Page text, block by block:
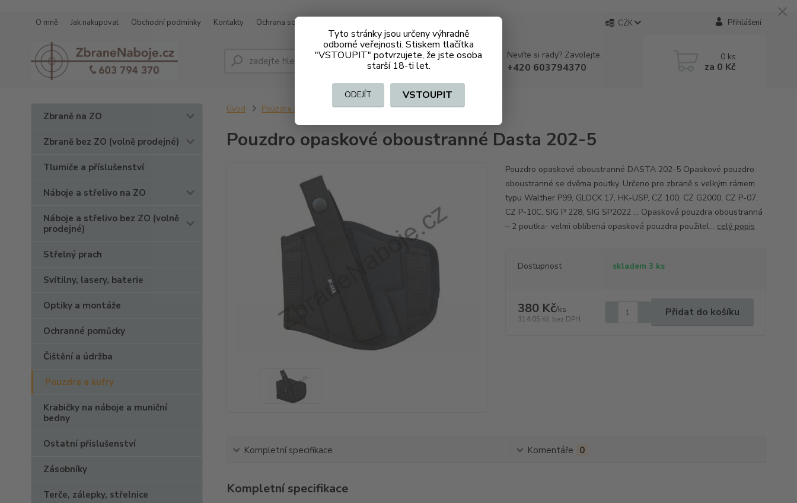
Tyto stránky jsou určeny výhradně
odborné veřejnosti. Stiskem tlačítka
"VSTOUPIT" potvrzujete, že jste osoba
starší 18-ti let.
ODEJÍT VSTOUPIT
O mně Jak nakupovat Obchodní podmínky Kontakty Ochrana soukromí CZK Přihlášení
Hledat Nevíte si rady? Zavolejte.
+420 603794370
0 ks
za 0 Kč
Zbraně na ZO
Zbraně bez ZO (volně prodejné)
Tlumiče a příslušenství
Náboje a střelivo na ZO
Náboje a střelivo bez ZO (volně
prodejné)
Střelný prach
Svítilny, lasery, baterie
Optiky a montáže
Ochranné pomůcky
Čištění a údržba
Pouzdra a kufry
Krabičky na náboje a muniční
bedny
Ostatní příslušenství
Zásobníky
Terče, zálepky, střelnice
Úvod Pouzdra a kufry Pouzdro opaskové oboustranné Dasta 202-5
Pouzdro opaskové oboustranné Dasta 202-5
Pouzdro opaskové oboustranné DASTA 202-5 Opaskové pouzdro
oboustranné se dvěma poutky. Určeno pro zbraně s velkým rámem
typu Walther P99, GLOCK 17, HK-USP, CZ 100, CZ G2000, CZ P-07,
CZ P-10C, SIG P 228, SIG SP2022 ... Opasková pouzdra oboustranná
– 2 poutka- velmi oblíbená opasková pouzdra použitel... celý popis
Dostupnost skladem 3 ks
380 Kč/ks
314,05 Kč bez DPH
Přidat do košíku
Kompletní specifikace Komentáře 0
Kompletní specifikace